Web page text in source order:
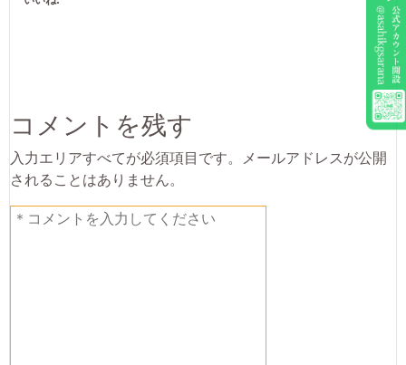
コメントを残す
入力エリアすべてが必須項目です。メールアドレスが公開
されることはありません。